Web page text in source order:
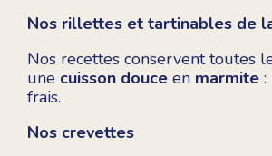
Nos rillettes et tartinables de
Nos recettes conservent toutes
une cuisson douce en marmite
frais.
Nos crevettes